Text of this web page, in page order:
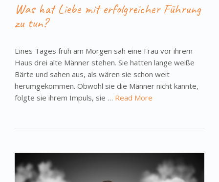
Was hat Liebe mit erfolgreicher Führung
zu tun?
Eines Tages früh am Morgen sah eine Frau vor ihrem
Haus drei alte Männer stehen. Sie hatten lange weiße
Bärte und sahen aus, als wären sie schon weit
herumgekommen. Obwohl sie die Männer nicht kannte,
folgte sie ihrem Impuls, sie … Read More